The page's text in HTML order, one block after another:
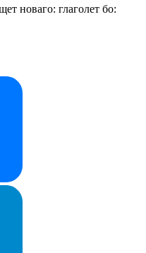
новаго: глаголет бо: